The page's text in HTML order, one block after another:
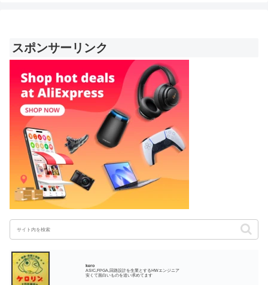
スポンサーリンク
kero
ASIC,FPGA,回路設計を生業とするHWエンジニア
安くて面白いものを追い求めてます